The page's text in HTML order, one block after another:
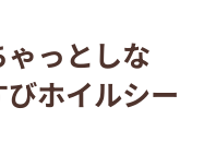
ゃっとしな
ホイルシー